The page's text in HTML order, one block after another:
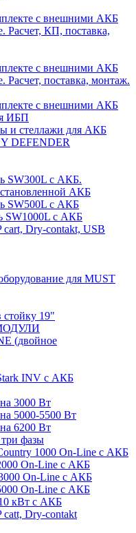
с внешними АКБ
Расчет, КП, поставка,
с внешними АКБ
поставка, монтаж.
с внешними АКБ
ИБП
и стеллажи для АКБ
DEFENDER
SW300L с АКБ.
АКБ
SW500L с АКБ
SW1000L с АКБ
Dry-contakt, USB
для MUST
стойку 19"
(двойное
INV с АКБ
3000 Вт
5000-5500 Вт
6200 Вт
фазы
1000 On-Line с АКБ
On-Line с АКБ
On-Line с АКБ
On-Line с АКБ
кВт с АКБ
Dry-contakt